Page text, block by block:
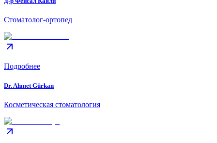
Стоматолог-ортопед
Подробнее
Dr. Ahmet Gürkan
Косметическая стоматология